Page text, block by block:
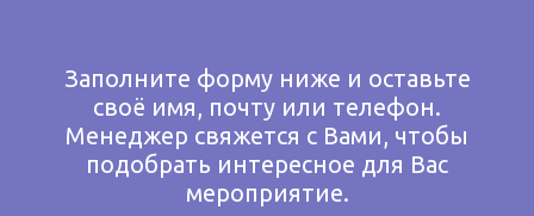
Заполните форму ниже и оставьте
своё имя, почту или телефон.
Менеджер свяжется с Вами, чтобы
подобрать интересное для Вас
мероприятие.